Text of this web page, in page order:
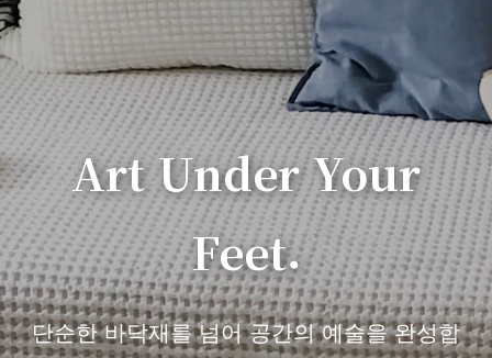
Art Under Your
Feet.
단순한 바닥재를 넘어 공간의 예술을 완성합